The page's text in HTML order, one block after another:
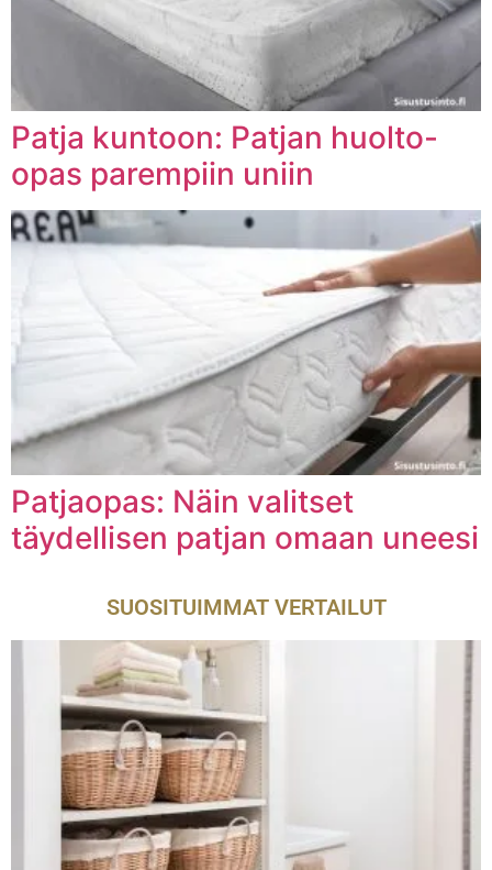
Patja kuntoon: Patjan huolto-
opas parempiin uniin
Patjaopas: Näin valitset
täydellisen patjan omaan uneesi
SUOSITUIMMAT VERTAILUT